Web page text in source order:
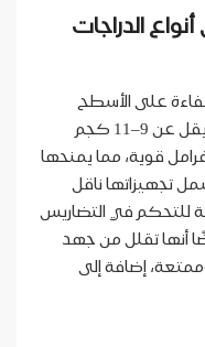
الدراجات
على الأسطح
المعبّدة، بخط مستقيم ووزن خفيف يقل عن 9–11 كجم
قوية، مما يمنحها
تجهيزاتها ناقل
يوفر من 16 إلى 22 سرعة للتحكم في التضاريس
أنها تقلل من جهد
إضافة إلى